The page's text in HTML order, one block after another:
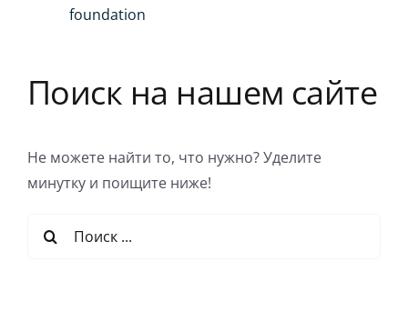
foundation
Поиск на нашем сайте
Не можете найти то, что нужно? Уделите
минутку и поищите ниже!
Результат
поиска: